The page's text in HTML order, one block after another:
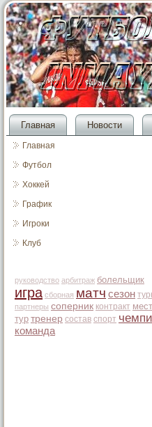
Главная Новости
Главная
Футбол
Хоккей
График
Игроки
Клуб
руководство арбитраж болельщик
игра сборная матч сезон
партнеры соперник контракт
тур тренер состав спорт
команда